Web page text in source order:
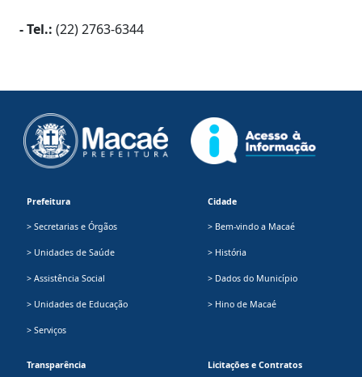
- Tel.: (22) 2763-6344
Prefeitura
> Secretarias e Órgãos
> Unidades de Saúde
> Assistência Social
> Unidades de Educação
> Serviços
Cidade
> Bem-vindo a Macaé
> História
> Dados do Município
> Hino de Macaé
Transparência Licitações e Contratos